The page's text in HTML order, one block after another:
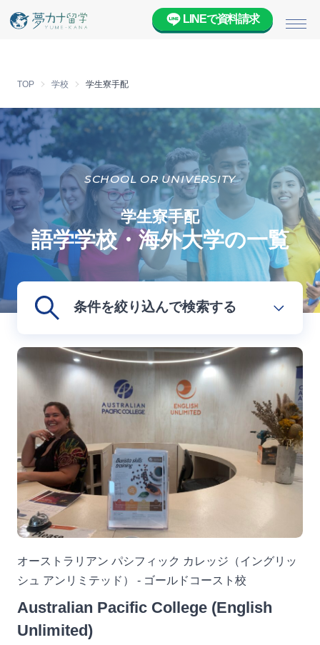
メ
LINEで資料請求
TOP 学校 学生寮手配
SCHOOL OR UNIVERSITY
学生寮手配
語学学校・海外大学の一覧
条件を絞り込んで検索する
オーストラリアン パシフィック カレッジ（イングリッ
シュ アンリミテッド） - ゴールドコースト校
Australian Pacific College (English
Unlimited)